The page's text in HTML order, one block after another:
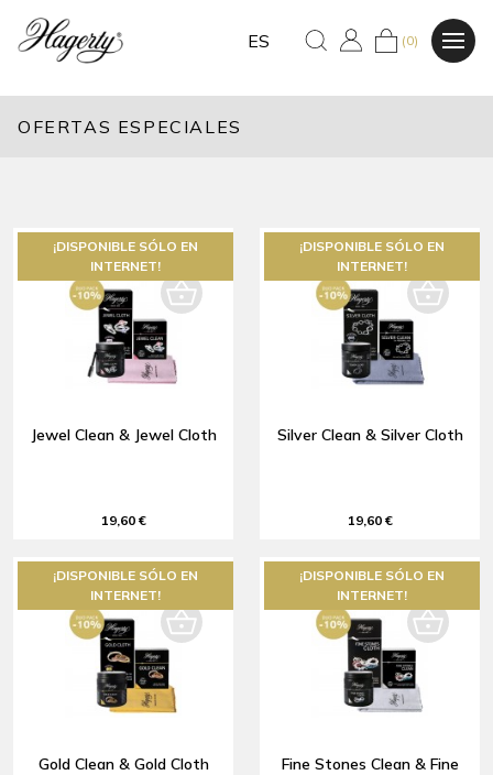
ES (0)
OFERTAS ESPECIALES
Jewel Clean & Jewel Cloth
19,60 €
¡DISPONIBLE SÓLO EN
INTERNET!
Silver Clean & Silver Cloth
19,60 €
¡DISPONIBLE SÓLO EN
INTERNET!
Gold Clean & Gold Cloth
¡DISPONIBLE SÓLO EN
INTERNET!
Fine Stones Clean & Fine
¡DISPONIBLE SÓLO EN
INTERNET!